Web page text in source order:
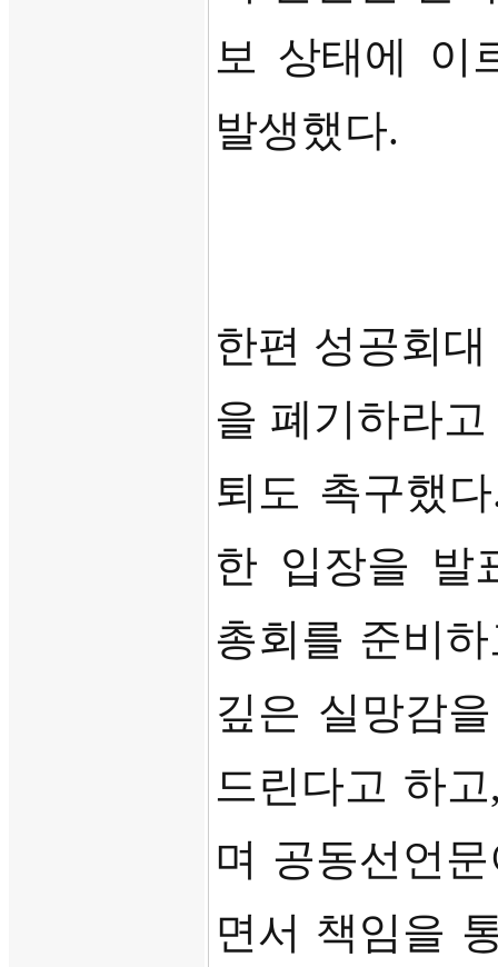
보 상태에 이
발생했다.
한편 성공회
을 폐기하라
퇴도 촉구했다
한 입장을 발
총회를 준비
깊은 실망감
드린다고 하고
며 공동선언
면서 책임을